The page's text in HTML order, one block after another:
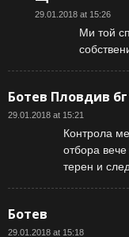
29.01.2018 at 15:26
Ми той
Ботев Пловдив бг
29.01.2018 at 15:21
Контрола
отбора
терен и
Ботев
29.01.2018 at 15:18